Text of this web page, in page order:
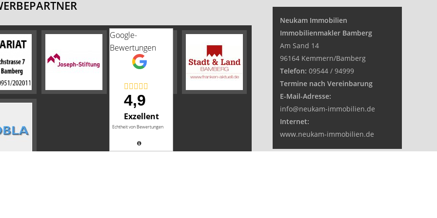
Google-
Bewertungen
4,9
Exzellent
Echtheit von Bewertungen
Neukam Immobilien
Immobilienmakler Bamberg
Am Sand 14
96164 Kemmern/Bamberg
Telefon: 09544 / 94999
Termine nach Vereinbarung
E-Mail-Adresse:
info@neukam-immobilien.de
Internet:
www.neukam-immobilien.de